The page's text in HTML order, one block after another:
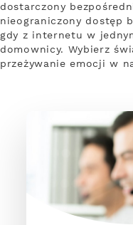
dostarczony
nieograniczony dostęp
gdy z internetu w
domownicy. Wybierz
przeżywanie emocji w